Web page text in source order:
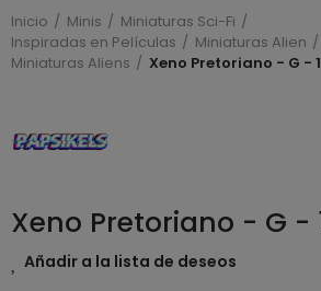
Inicio Minis
Miniaturas Sci-Fi
Inspiradas en Películas
Miniaturas Alien
Miniaturas Aliens
Xeno Pretoriano - G -
Xeno Pretoriano - G -
Añadir a la lista de deseos